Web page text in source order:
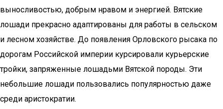
выносливостью, добрым нравом и энергией. Вятские
лошади прекрасно адаптированы для работы в сельском
и лесном хозяйстве. До появления Орловского рысака по
дорогам Российской империи курсировали курьерские
тройки, запряженные лошадьми Вятской породы. Эти
небольшие лошади пользовались популярностью даже
среди аристократии.